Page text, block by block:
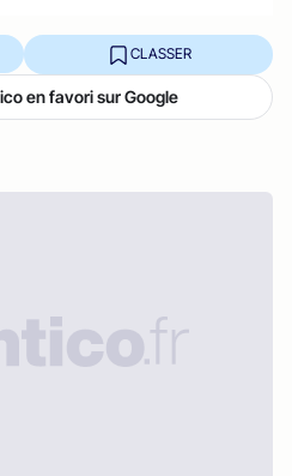
CLASSER
en favori sur Google